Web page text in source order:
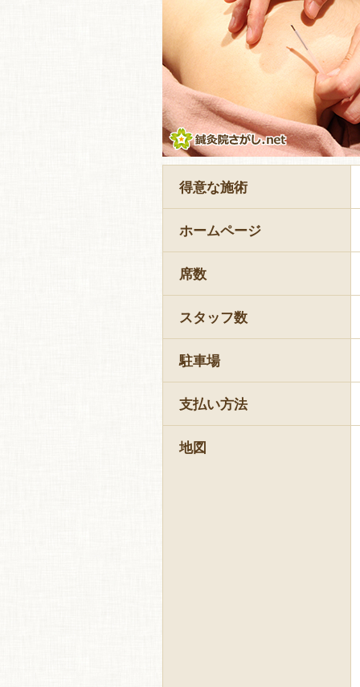
得意な施術
ホームページ
席数
スタッフ数
駐車場
支払い方法
地図